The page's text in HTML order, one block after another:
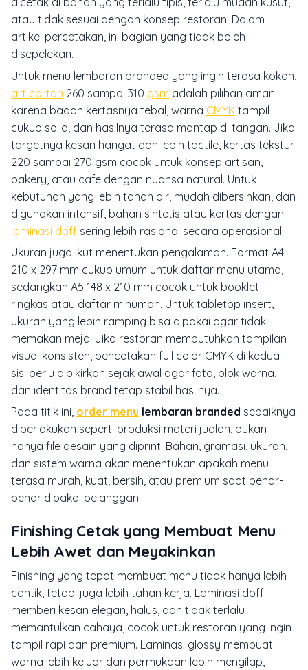
atau tidak sesuai dengan konsep restoran. Dalam
artikel percetakan, ini bagian yang tidak boleh
disepelekan.
Untuk menu lembaran branded yang ingin terasa kokoh,
art carton 260 sampai 310 gsm adalah pilihan aman
karena badan kertasnya tebal, warna CMYK tampil
cukup solid, dan hasilnya terasa mantap di tangan. Jika
targetnya kesan hangat dan lebih tactile, kertas tekstur
220 sampai 270 gsm cocok untuk konsep artisan,
bakery, atau cafe dengan nuansa natural. Untuk
kebutuhan yang lebih tahan air, mudah dibersihkan, dan
digunakan intensif, bahan sintetis atau kertas dengan
laminasi doff sering lebih rasional secara operasional.
Ukuran juga ikut menentukan pengalaman. Format A4
210 x 297 mm cukup umum untuk daftar menu utama,
sedangkan A5 148 x 210 mm cocok untuk booklet
ringkas atau daftar minuman. Untuk tabletop insert,
ukuran yang lebih ramping bisa dipakai agar tidak
memakan meja. Jika restoran membutuhkan tampilan
visual konsisten, pencetakan full color CMYK di kedua
sisi perlu dipikirkan sejak awal agar foto, blok warna,
dan identitas brand tetap stabil hasilnya.
Pada titik ini, order menu lembaran branded sebaiknya
diperlakukan seperti produksi materi jualan, bukan
hanya file desain yang diprint. Bahan, gramasi, ukuran,
dan sistem warna akan menentukan apakah menu
terasa murah, kuat, bersih, atau premium saat benar-
benar dipakai pelanggan.
Finishing Cetak yang Membuat Menu
Lebih Awet dan Meyakinkan
Finishing yang tepat membuat menu tidak hanya lebih
cantik, tetapi juga lebih tahan kerja. Laminasi doff
memberi kesan elegan, halus, dan tidak terlalu
memantulkan cahaya, cocok untuk restoran yang ingin
tampil rapi dan premium. Laminasi glossy membuat
warna lebih keluar dan permukaan lebih mengilap,